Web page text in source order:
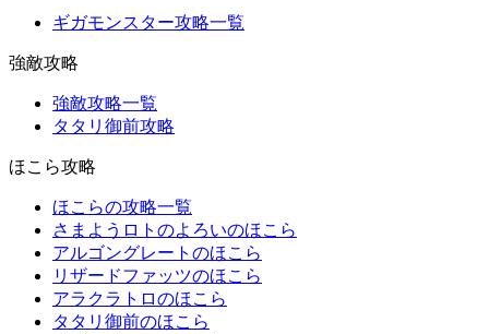
ギガモンスター攻略一覧
強敵攻略
強敵攻略一覧
タタリ御前攻略
ほこら攻略
ほこらの攻略一覧
さまようロトのよろいのほこら
アルゴングレートのほこら
リザードファッツのほこら
アラクラトロのほこら
タタリ御前のほこら